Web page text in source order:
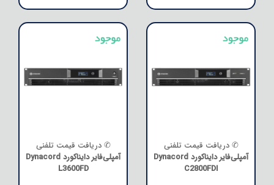
✆ دریافت قیمت تلفنی
آمپلی‌فایر دایناکورد Dynacord
C2800FDI
✆ دریافت قیمت تلفنی
آمپلی‌فایر دایناکورد Dynacord
L3600FD